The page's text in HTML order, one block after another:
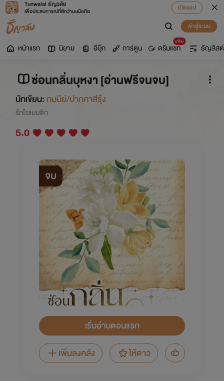
Tunwalai ธัญวลัย
เพื่อประสบการณ์ที่ดีกว่าบนมือถือ
เปิดแอป
เข้าสู่ระบบ
หน้าแรก นิยาย อีบุ๊ก การ์ตูน
มาใหม่
ดรีมแชท ธัญลิสต์
ซ่อนกลิ่นบุหงา [อ่านฟรีจนจบ]
นักเขียน:กมนีย์/ปากกาสีรุ้ง
รักโรแมนติก
5.0
จบ
เริ่มอ่านตอนแรก
เพิ่มลงคลัง
ให้ดาว